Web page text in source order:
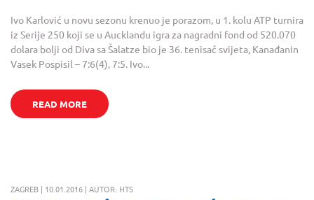
Ivo Karlović u novu sezonu krenuo je porazom, u 1. kolu ATP turnira
iz Serije 250 koji se u Aucklandu igra za nagradni fond od 520.070
dolara bolji od Diva sa Šalatze bio je 36. tenisač svijeta, Kanađanin
Vasek Pospisil – 7:6(4), 7:5. Ivo...
READ MORE
ZAGREB | 10.01.2016 | AUTOR: HTS